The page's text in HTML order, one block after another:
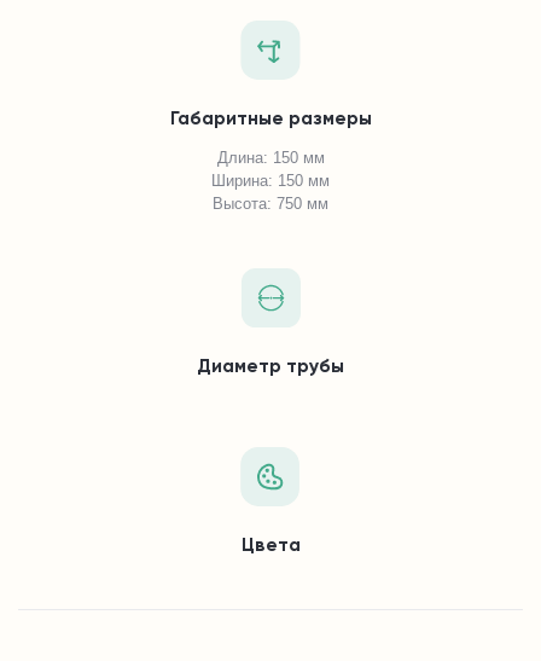
Габаритные размеры
Длина: 150 мм
Ширина: 150 мм
Высота: 750 мм
Диаметр трубы
Цвета